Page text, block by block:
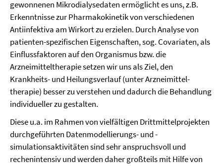
gewonnenen Mikrodialysedaten ermöglicht es uns, z.B.
Erkenntnisse zur Pharmakokinetik von verschiedenen
Antiinfektiva am Wirkort zu erzielen. Durch Analyse von
patienten-spezifischen Eigenschaften, sog. Covariaten, als
Einfluss­faktoren auf den Organismus bzw. die
Arzneimitteltherapie setzen wir uns als Ziel, den
Krankheits- und Heilungsverlauf (unter Arznei­mittel­
therapie) besser zu verstehen und dadurch die Behandlung
individueller zu gestalten.
Diese u.a. im Rahmen von vielfältigen Drittmittelprojekten
durchgeführten Datenmodellierungs- und -
simulationsaktivitäten sind sehr anspruchsvoll und
rechenintensiv und werden daher großteils mit Hilfe von